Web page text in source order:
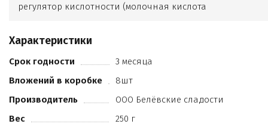
регулятор кислотности (молочная кислота
краситель натуральный (михрома кармин
ароматизатор "виноград изабелла"
Характеристики
Срок годности
3 месяца
Вложений в коробке
8шт
Производитель
ООО Белёвские сладости
Вес
250 г